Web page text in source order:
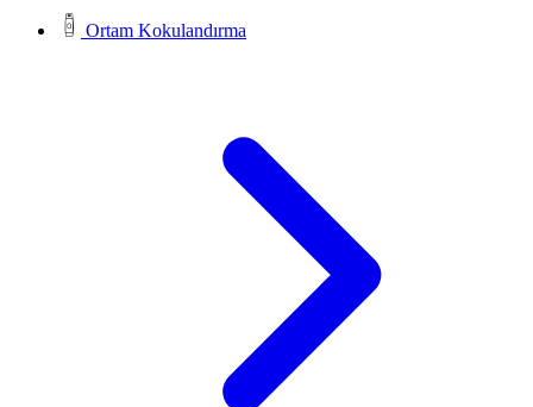
Ortam Kokulandırma